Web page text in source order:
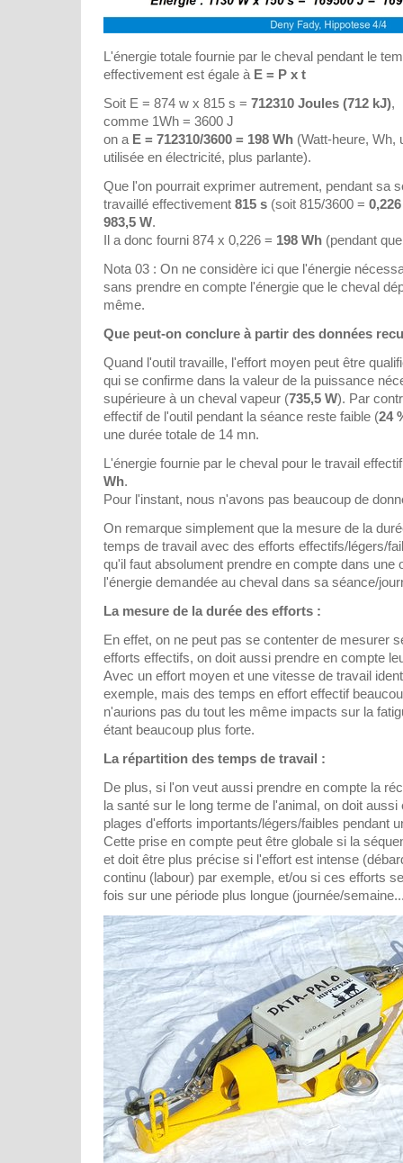
L'énergie totale fournie par le cheval pendant le
effectivement est égale à E = P x t
Soit E = 874 w x 815 s = 712310 Joules (712 kJ),
comme 1Wh = 3600 J
on a E = 712310/3600 = 198 Wh (Watt-heure, Wh,
utilisée en électricité, plus parlante).
Que l'on pourrait exprimer autrement, pendant sa
travaillé effectivement 815 s (soit 815/3600 =
983,5 W.
Il a donc fourni 874 x 0,226 = 198 Wh (pendant
Nota 03 : On ne considère ici que l'énergie
sans prendre en compte l'énergie que le cheval
même.
Que peut-on conclure à partir des données
Quand l'outil travaille, l'effort moyen peut être
qui se confirme dans la valeur de la puissance
supérieure à un cheval vapeur (735,5 W). Par
effectif de l'outil pendant la séance reste faible (24
une durée totale de 14 mn.
L'énergie fournie par le cheval pour le travail
Wh.
Pour l'instant, nous n'avons pas beaucoup de
On remarque simplement que la mesure de la
temps de travail avec des efforts effectifs/légers/
qu'il faut absolument prendre en compte dans une
l'énergie demandée au cheval dans sa séance/
La mesure de la durée des efforts :
En effet, on ne peut pas se contenter de mesurer
efforts effectifs, on doit aussi prendre en compte
Avec un effort moyen et une vitesse de travail
exemple, mais des temps en effort effectif
n'aurions pas du tout les même impacts sur la
étant beaucoup plus forte.
La répartition des temps de travail :
De plus, si l'on veut aussi prendre en compte la
la santé sur le long terme de l'animal, on doit aussi
plages d'efforts importants/légers/faibles pendant
Cette prise en compte peut être globale si la
et doit être plus précise si l'effort est intense
continu (labour) par exemple, et/ou si ces efforts
fois sur une période plus longue (journée/